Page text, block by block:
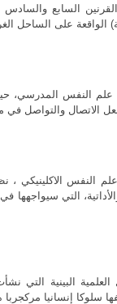
علم النفس المدرسي،
النفس الاكلينيكي
التي
العلمية البينية